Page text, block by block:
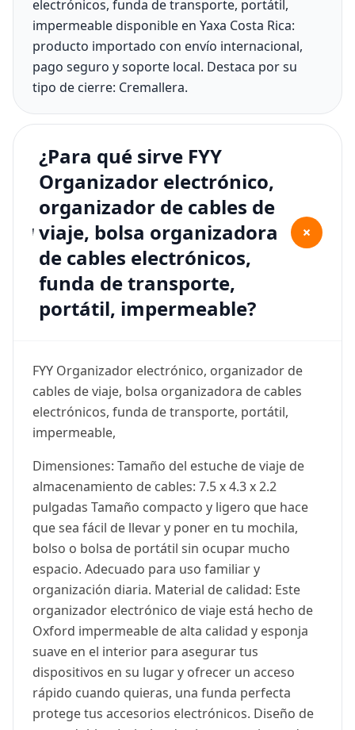
electrónicos, funda de transporte, portátil,
impermeable disponible en Yaxa Costa Rica:
producto importado con envío internacional,
pago seguro y soporte local. Destaca por su
tipo de cierre: Cremallera.
¿Para qué sirve FYY
Organizador electrónico,
organizador de cables de
viaje, bolsa organizadora
de cables electrónicos,
funda de transporte,
portátil, impermeable?
+
FYY Organizador electrónico, organizador de
cables de viaje, bolsa organizadora de cables
electrónicos, funda de transporte, portátil,
impermeable,
Dimensiones: Tamaño del estuche de viaje de
almacenamiento de cables: 7.5 x 4.3 x 2.2
pulgadas Tamaño compacto y ligero que hace
que sea fácil de llevar y poner en tu mochila,
bolso o bolsa de portátil sin ocupar mucho
espacio. Adecuado para uso familiar y
organización diaria. Material de calidad: Este
organizador electrónico de viaje está hecho de
Oxford impermeable de alta calidad y esponja
suave en el interior para asegurar tus
dispositivos en su lugar y ofrecer un acceso
rápido cuando quieras, una funda perfecta
protege tus accesorios electrónicos. Diseño de